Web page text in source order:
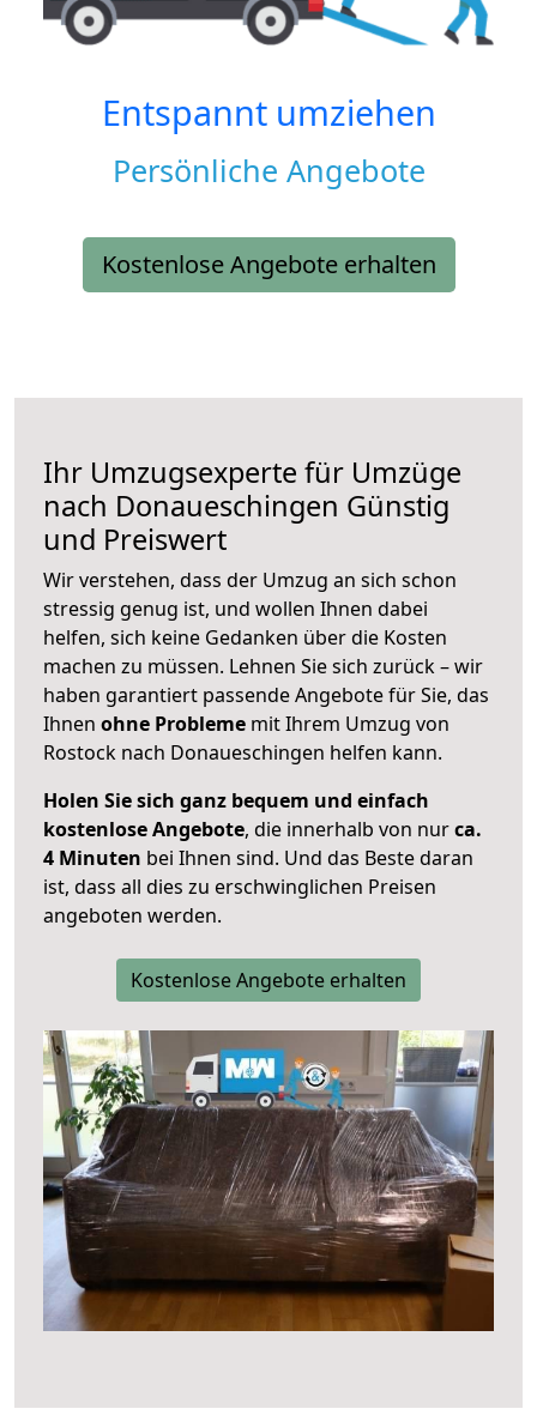
Entspannt umziehen
Persönliche Angebote
Kostenlose Angebote erhalten
Ihr Umzugsexperte für Umzüge
nach Donaueschingen Günstig
und Preiswert
Wir verstehen, dass der Umzug an sich schon
stressig genug ist, und wollen Ihnen dabei
helfen, sich keine Gedanken über die Kosten
machen zu müssen. Lehnen Sie sich zurück – wir
haben garantiert passende Angebote für Sie, das
Ihnen ohne Probleme mit Ihrem Umzug von
Rostock nach Donaueschingen helfen kann.
Holen Sie sich ganz bequem und einfach
kostenlose Angebote, die innerhalb von nurca.
4 Minuten bei Ihnen sind. Und das Beste daran
ist, dass all dies zu erschwinglichen Preisen
angeboten werden.
Kostenlose Angebote erhalten